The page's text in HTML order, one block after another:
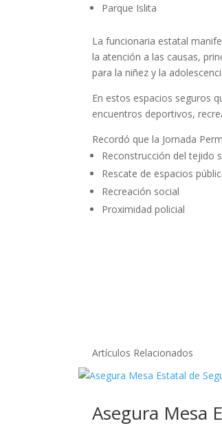
Parque Islita
La funcionaria estatal
la atención a las causas,
para la niñez y la
En estos espacios seguros
encuentros deportivos,
Recordó que la Jornada
Reconstrucción del tejido
Rescate de espacios
Recreación social
Proximidad policial
Artículos Relacionados
Asegura Mesa